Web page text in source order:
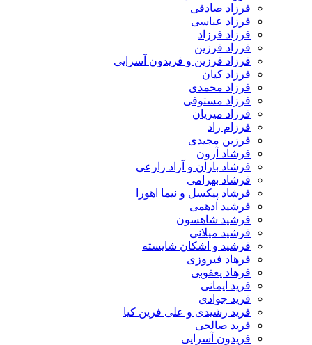
فرزاد صادقی
فرزاد عباسی
فرزاد فرزاد
فرزاد فرزین
فرزاد فرزین و فریدون آسرایی
فرزاد کیان
فرزاد محمدی
فرزاد مستوفی
فرزاد میریان
فرزام راد
فرزین مجیدی
فرشاد آرون
فرشاد باران و آراد زارعی
فرشاد بهرامی
فرشاد پیکسل و نیما اهورا
فرشید ادهمی
فرشید شاهسون
فرشید میلانی
فرشید و اشکان شایسته
فرهاد فیروزی
فرهاد یعقوبی
فرید ایمانی
فرید جوادی
فرید رشیدی و علی فرین کیا
فرید صالحی
فریدون آسرایی